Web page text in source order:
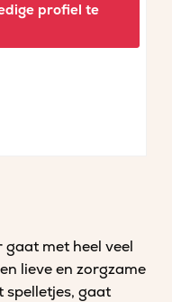
profiel te
gaat met heel veel
lieve en zorgzame
spelletjes, gaat